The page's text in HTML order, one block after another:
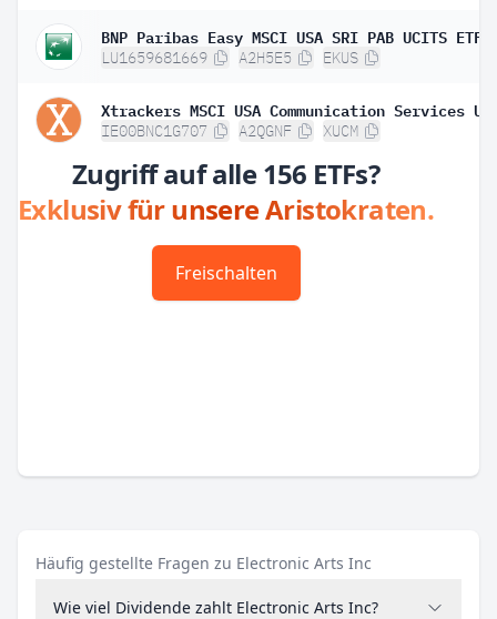
LU1659681669 A2H5E5 EKUS
IE00BNC1G707 A2QGNF XUCM
Zugriff auf alle 156 ETFs?
Exklusiv für unsere Aristokraten.
Freischalten
Häufig gestellte Fragen zu Electronic Arts Inc
Wie viel Dividende zahlt Electronic Arts Inc?